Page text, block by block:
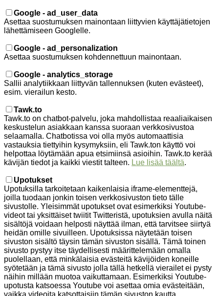
Google - ad_user_data
Asettaa suostumuksen mainontaan liittyvien käyttäjätietojen
lähettämiseen Googlelle.
Google - ad_personalization
Asettaa suostumuksen kohdennettuun mainontaan.
Google - analytics_storage
Sallii analytiikkaan liittyvän tallennuksen (kuten evästeet),
esim. vierailun kesto.
Tawk.to
Tawk.to on chatbot-palvelu, joka mahdollistaa reaaliaikaisen
keskustelun asiakkaan kanssa suoraan verkkosivustoa
selaamalla. Chatbotissa voi olla myös automaattisia
vastauksia tiettyihin kysymyksiin, eli Tawk.ton käyttö voi
helpottaa löytämään apua etsimiinsä asioihin. Tawk.to kerää
kävijän tiedot ja kaikki viestit talteen. Lue lisää täältä.
Upotukset
Upotuksilla tarkoitetaan kaikenlaisia iframe-elementtejä,
joilla tuodaan jonkin toisen verkkosivuston tieto tälle
sivustolle. Yleisimmät upotukset ovat esimerkiksi Youtube-
videot tai yksittäiset twiitit Twitteristä, upotuksien avulla näitä
sisältöjä voidaan helposti näyttää ilman, että tarvitsee siirtyä
heidän omille sivuilleen. Upotuksissa näytetään toisen
sivuston sisältö täysin tämän sivuston sisällä. Tämä toinen
sivusto pystyy itse täydellisesti määrittelemään omalla
puolellaan, että minkälaisia evästeitä kävijöiden koneille
syötetään ja tämä sivusto jolla tällä hetkellä vierailet ei pysty
näihin millään muotoa vaikuttamaan. Esimerkiksi Youtube-
upotusta katsoessa Youtube voi asettaa omia evästeitään,
vaikka videoita katsottaisiin tämän sivuston kautta.